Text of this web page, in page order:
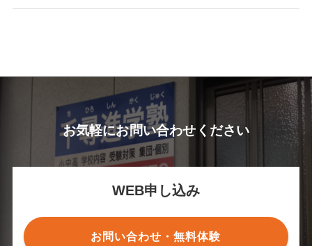
お気軽にお問い合わせください
WEB申し込み
お問い合わせ・無料体験